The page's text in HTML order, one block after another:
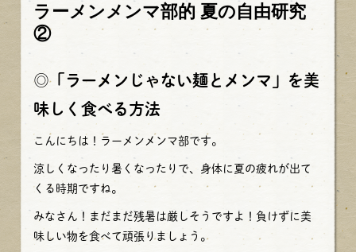
ラーメンメンマ部的 夏の自由研究
②
◎「ラーメンじゃない麺とメンマ」を美
味しく食べる方法
こんにちは！ラーメンメンマ部です。
涼しくなったり暑くなったりで、身体に夏の疲れが出て
くる時期ですね。
みなさん！まだまだ残暑は厳しそうですよ！負けずに美
味しい物を食べて頑張りましょう。